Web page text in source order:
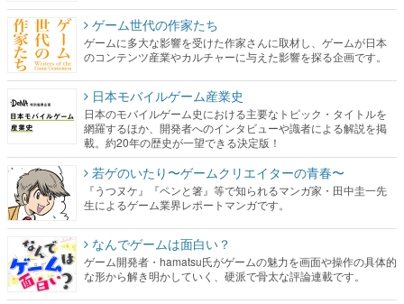
ゲーム世代の作家たち
ゲームに多大な影響を受けた作家さんに取材し、ゲームが日本
のコンテンツ産業やカルチャーに与えた影響を探る企画です。
日本モバイルゲーム産業史
日本のモバイルゲーム史における主要なトピック・タイトルを
網羅するほか、開発者へのインタビューや識者による解説を掲
載。約20年の歴史が一望できる決定版！
若ゲのいたり〜ゲームクリエイターの青春〜
『うつヌケ』『ペンと箸』等で知られるマンガ家・田中圭一先
生によるゲーム業界レポートマンガです。
なんでゲームは面白い？
ゲーム開発者・hamatsu氏がゲームの魅力を画面や操作の具体的
な形から解き明かしていく、硬派で骨太な評論連載です。